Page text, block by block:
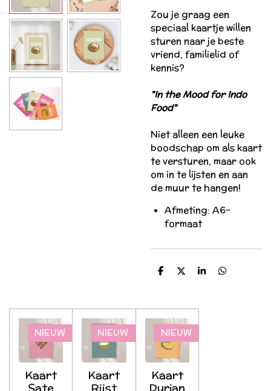
Zou je graag een
speciaal kaartje willen
sturen naar je beste
vriend, familielid of
kennis?
"In the Mood for Indo
Food"
Niet alleen een leuke
boodschap om als kaart
te versturen, maar ook
om in te lijsten en aan
de muur te hangen!
Afmeting: A6-
formaat
D
n
D S D
NIEUW
Kaart
Sate
NIEUW
Kaart
Rijst
NIEUW
Kaart
Durian